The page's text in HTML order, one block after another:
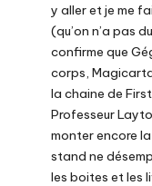
y aller et je me
(qu’on n’a pas
confirme que
corps,
la chaine de
Professeur
monter encore la
stand ne
les boites et les